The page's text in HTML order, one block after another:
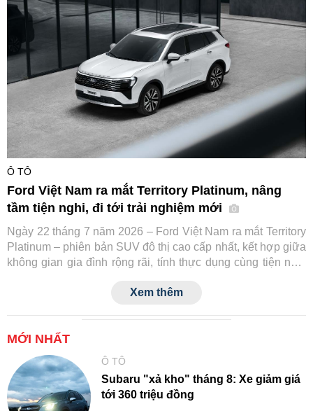
Ô TÔ
Ford Việt Nam ra mắt Territory Platinum, nâng
tầm tiện nghi, đi tới trải nghiệm mới
Ngày 22 tháng 7 năm 2026 – Ford Việt Nam ra mắt Territory
Platinum – phiên bản SUV đô thị cao cấp nhất, kết hợp giữa
không gian gia đình rộng rãi, tính thực dụng cùng tiện nghi
Xem thêm
MỚI NHẤT
Ô TÔ
Subaru "xả kho" tháng 8: Xe giảm giá
tới 360 triệu đồng